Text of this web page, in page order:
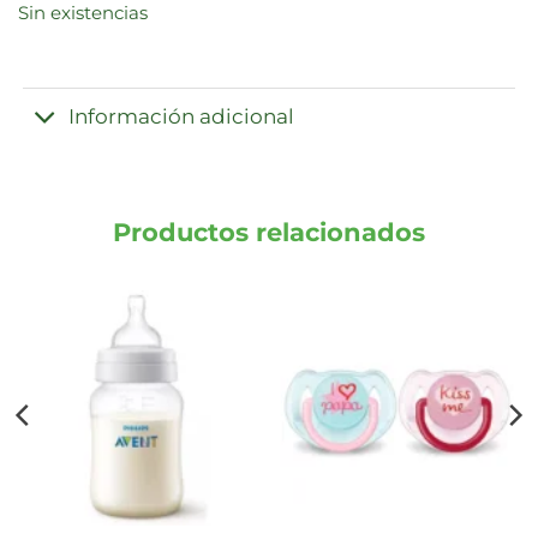
Sin existencias
Información adicional
Productos relacionados